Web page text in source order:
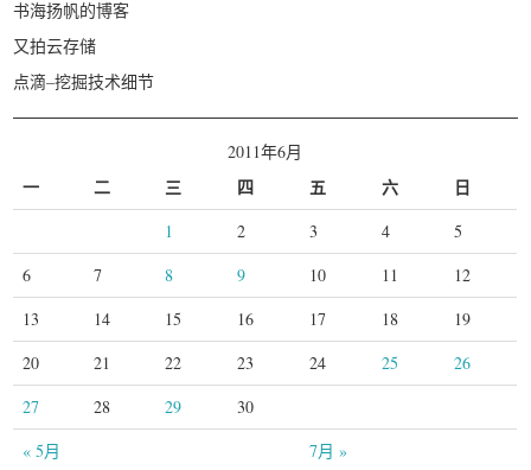
书海扬帆的博客
又拍云存储
点滴–挖掘技术细节
2011年6月
一 二 三 四 五 六 日
« 5月 7月 »
1 2 3 4
5
6
7 8 9 10 11
12
13
14 15 16 17 18
19
20
21 22 23 24 25
26
27
28 29 30